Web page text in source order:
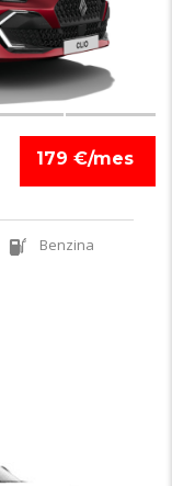
179 €/mes
Benzina